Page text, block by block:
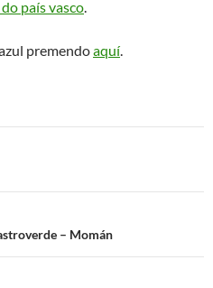
país vasco.
premendoaquí.
– Momán